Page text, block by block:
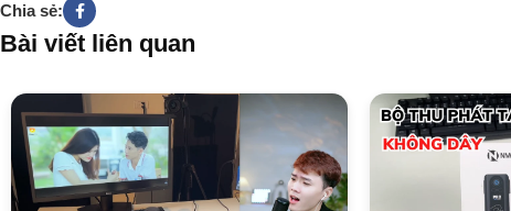
Chia sẻ:
Bài viết liên quan